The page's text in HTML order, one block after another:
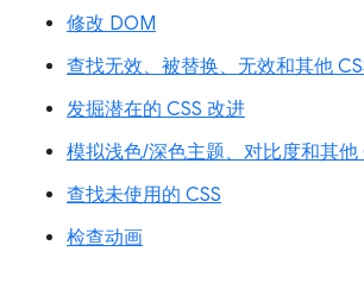
修改 DOM
查找无效、被替换、无效和其他
发掘潜在的 CSS 改进
模拟浅色/深色主题、对比度和其他
查找未使用的 CSS
检查动画